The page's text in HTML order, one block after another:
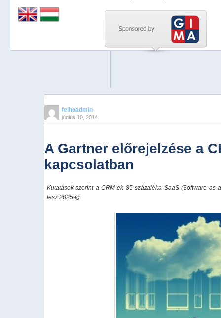
felhoadmin
június 10, 2014
A Gartner előrejelzése a
kapcsolatban
Kutatások szerint a CRM-ek 85 százaléka SaaS (Software as
lesz 2025-ig